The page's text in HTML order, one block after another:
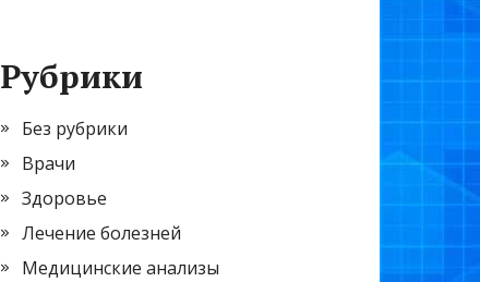
Рубрики
Без рубрики
Врачи
Здоровье
Лечение болезней
Медицинские анализы